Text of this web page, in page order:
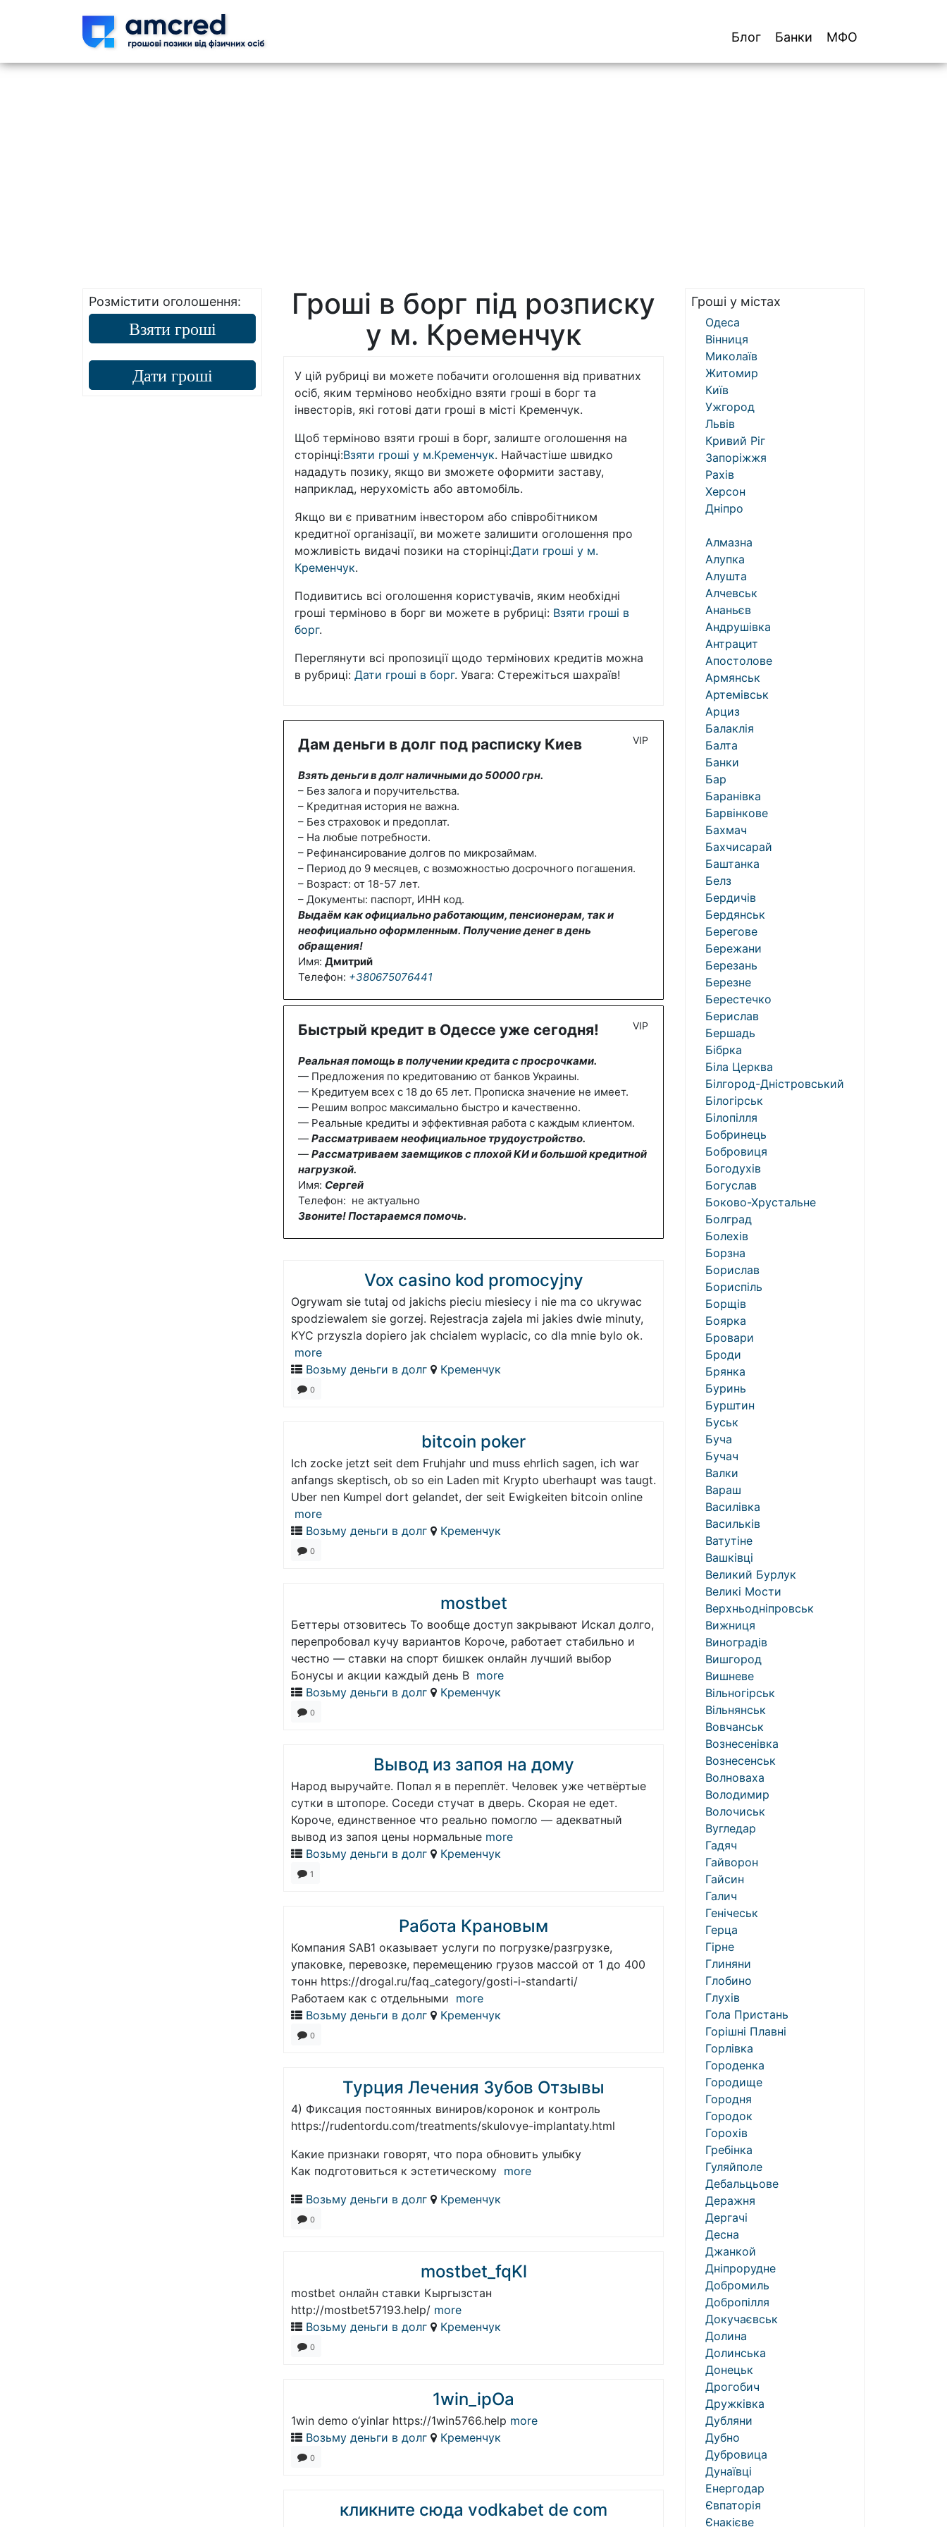
МФО
Банки
Блог
Розмістити оголошення:
Взяти гроші
Дати гроші
Гроші в борг під розписку
у м. Кременчук
У цій рубриці ви можете побачити оголошення від приватних
осіб, яким терміново необхідно взяти гроші в борг та
інвесторів, які готові дати гроші в місті Кременчук.
Щоб терміново взяти гроші в борг, залиште оголошення на
сторінці:Взяти гроші у м.Кременчук. Найчастіше швидко
нададуть позику, якщо ви зможете оформити заставу,
наприклад, нерухомість або автомобіль.
Якщо ви є приватним інвестором або співробітником
кредитної організації, ви можете залишити оголошення про
можливість видачі позики на сторінці:Дати гроші у м.
Кременчук.
Подивитись всі оголошення користувачів, яким необхідні
гроші терміново в борг ви можете в рубриці: Взяти гроші в
борг.
Переглянути всі пропозиції щодо термінових кредитів можна
в рубриці: Дати гроші в борг. Увага: Стережіться шахраїв!
Дам деньги в долг под расписку Киев
Взять деньги в долг наличными до 50000 грн.
– Без залога и поручительства.
– Кредитная история не важна.
– Без страховок и предоплат.
– На любые потребности.
– Рефинансирование долгов по микрозаймам.
– Период до 9 месяцев, с возможностью досрочного погашения.
– Возраст: от 18-57 лет.
– Документы: паспорт, ИНН код.
Выдаём как официально работающим, пенсионерам, так и
неофициально оформленным. Получение денег в день
обращения!
Имя: Дмитрий
Телефон: +380675076441
VIP
Быстрый кредит в Одессе уже сегодня!
Реальная помощь в получении кредита с просрочками.
— Предложения по кредитованию от банков Украины.
— Кредитуем всех с 18 до 65 лет. Прописка значение не имеет.
— Решим вопрос максимально быстро и качественно.
— Реальные кредиты и эффективная работа с каждым клиентом.
— Рассматриваем неофициальное трудоустройство.
— Рассматриваем заемщиков с плохой КИ и большой кредитной
нагрузкой.
Имя: Сергей
Телефон: не актуально
Звоните! Постараемся помочь.
VIP
Vox casino kod promocyjny
Ogrywam sie tutaj od jakichs pieciu miesiecy i nie ma co ukrywac
spodziewalem sie gorzej. Rejestracja zajela mi jakies dwie minuty,
KYC przyszla dopiero jak chcialem wyplacic, co dla mnie bylo ok.
more
Возьму деньги в долг
Кременчук
0
bitcoin poker
Ich zocke jetzt seit dem Fruhjahr und muss ehrlich sagen, ich war
anfangs skeptisch, ob so ein Laden mit Krypto uberhaupt was taugt.
Uber nen Kumpel dort gelandet, der seit Ewigkeiten bitcoin online
more
Возьму деньги в долг
Кременчук
0
mostbet
Беттеры отзовитесь То вообще доступ закрывают Искал долго,
перепробовал кучу вариантов Короче, работает стабильно и
честно — ставки на спорт бишкек онлайн лучший выбор
Бонусы и акции каждый день В more
Возьму деньги в долг
Кременчук
0
Вывод из запоя на дому
Народ выручайте. Попал я в переплёт. Человек уже четвёртые
сутки в штопоре. Соседи стучат в дверь. Скорая не едет.
Короче, единственное что реально помогло — адекватный
вывод из запоя цены нормальные more
Возьму деньги в долг
Кременчук
1
Работа Крановым
Компания SAB1 оказывает услуги по погрузке/разгрузке,
упаковке, перевозке, перемещению грузов массой от 1 до 400
тонн https://drogal.ru/faq_category/gosti-i-standarti/
Работаем как с отдельными more
Возьму деньги в долг
Кременчук
0
Турция Лечения Зубов Отзывы
4) Фиксация постоянных виниров/коронок и контроль
https://rudentordu.com/treatments/skulovye-implantaty.html
Какие признаки говорят, что пора обновить улыбку
Как подготовиться к эстетическому more
Возьму деньги в долг
Кременчук
0
mostbet_fqKl
mostbet онлайн ставки Кыргызстан
http://mostbet57193.help/ more
Возьму деньги в долг
Кременчук
0
1win_ipOa
1win demo o‘yinlar https://1win5766.help more
Возьму деньги в долг
Кременчук
0
кликните сюда vodkabet de com
Гроші у містах
Одеса
Вінниця
Миколаїв
Житомир
Київ
Ужгород
Львів
Кривий Ріг
Запоріжжя
Рахів
Херсон
Дніпро
Алмазна
Алупка
Алушта
Алчевськ
Ананьєв
Андрушівка
Антрацит
Апостолове
Армянськ
Артемівськ
Арциз
Балаклія
Балта
Банки
Бар
Баранівка
Барвінкове
Бахмач
Бахчисарай
Баштанка
Белз
Бердичів
Бердянськ
Берегове
Бережани
Березань
Березне
Берестечко
Берислав
Бершадь
Бібрка
Біла Церква
Білгород-Дністровський
Білогірськ
Білопілля
Бобринець
Бобровиця
Богодухів
Богуслав
Боково-Хрустальне
Болград
Болехів
Борзна
Борислав
Бориспіль
Борщів
Боярка
Бровари
Броди
Брянка
Буринь
Бурштин
Буськ
Буча
Бучач
Валки
Вараш
Василівка
Васильків
Ватутіне
Вашківці
Великий Бурлук
Великі Мости
Верхньодніпровськ
Вижниця
Виноградів
Вишгород
Вишневе
Вільногірськ
Вільнянськ
Вовчанськ
Вознесенівка
Вознесенськ
Волноваха
Володимир
Волочиськ
Вугледар
Гадяч
Гайворон
Гайсин
Галич
Генічеськ
Герца
Гірне
Глиняни
Глобино
Глухів
Гола Пристань
Горішні Плавні
Горлівка
Городенка
Городище
Городня
Городок
Горохів
Гребінка
Гуляйполе
Дебальцьове
Деражня
Дергачі
Десна
Джанкой
Дніпрорудне
Добромиль
Добропілля
Докучаєвськ
Долина
Долинська
Донецьк
Дрогобич
Дружківка
Дубляни
Дубно
Дубровица
Дунаївці
Енергодар
Євпаторія
Єнакієве